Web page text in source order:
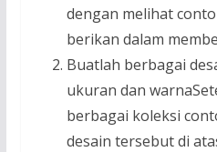
dengan melihat
berikan dalam
Buatlah berbagai
ukuran dan
berbagai koleksi
desain tersebut di